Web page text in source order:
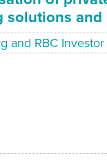
and
and RBC